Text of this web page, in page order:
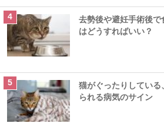
去勢後や避妊手術後
はどうすればいい？
猫がぐったりしている
られる病気のサイン